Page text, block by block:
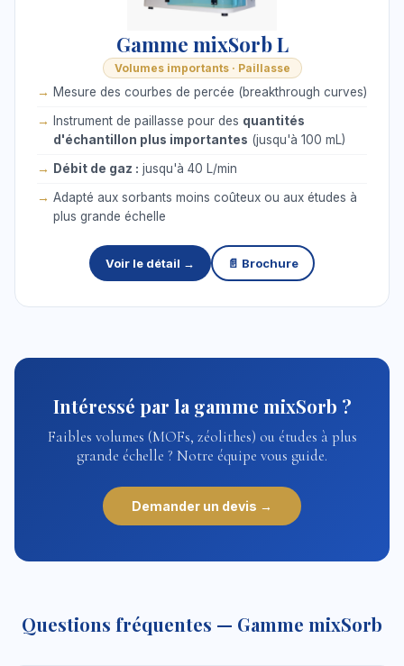
Gamme mixSorb L
Volumes importants · Paillasse
Mesure des courbes de percée (breakthrough curves)
Instrument de paillasse pour des quantités
d'échantillon plus importantes (jusqu'à 100 mL)
Débit de gaz : jusqu'à 40 L/min
Adapté aux sorbants moins coûteux ou aux études à
plus grande échelle
Voir le détail → 📄 Brochure
Intéressé par la gamme mixSorb ?
Faibles volumes (MOFs, zéolithes) ou études à plus
grande échelle ? Notre équipe vous guide.
Demander un devis →
Questions fréquentes — Gamme mixSorb